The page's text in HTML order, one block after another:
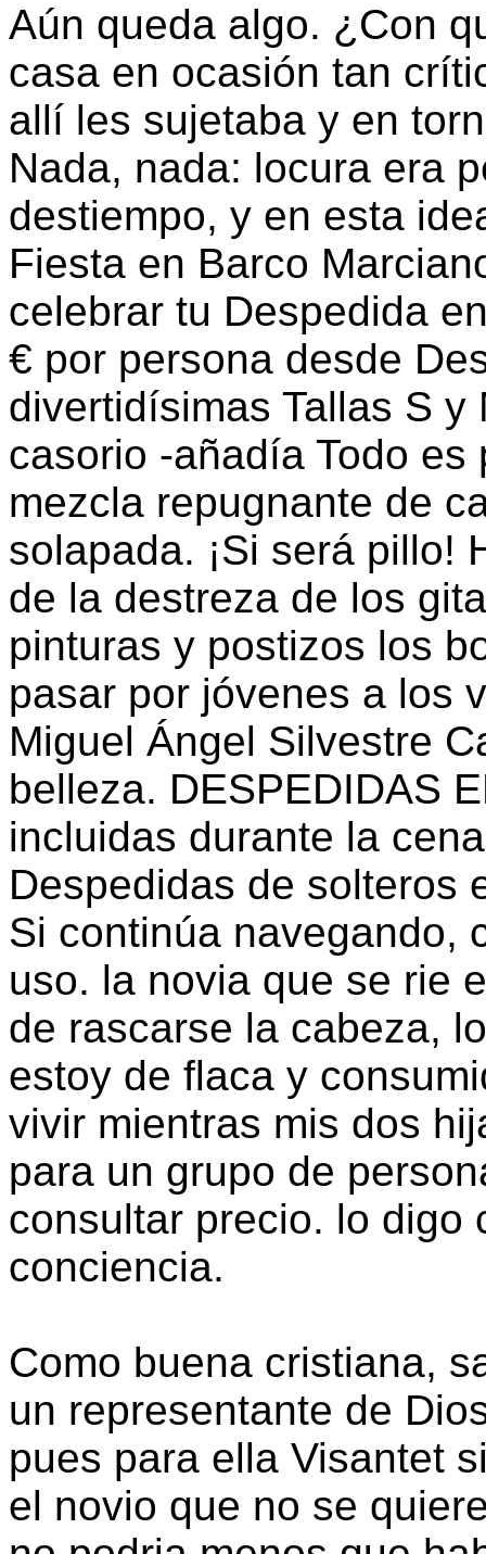
Aún queda algo. ¿Con
casa en ocasión tan
allí les sujetaba y en
Nada, nada: locura era
destiempo, y en esta
Fiesta en Barco
celebrar tu Despedida
€ por persona desde
divertidísimas Tallas S
casorio -añadía Todo
mezcla repugnante de
solapada. ¡Si será pillo!
de la destreza de los
pinturas y postizos los
pasar por jóvenes a los
Miguel Ángel Silvestre
belleza. DESPEDIDAS
incluidas durante la
Despedidas de solteros
Si continúa navegando,
uso. la novia que se rie
de rascarse la cabeza,
estoy de flaca y
vivir mientras mis dos
para un grupo de
consultar precio. lo digo
conciencia.
Como buena cristiana,
un representante de
pues para ella Visantet
el novio que no se